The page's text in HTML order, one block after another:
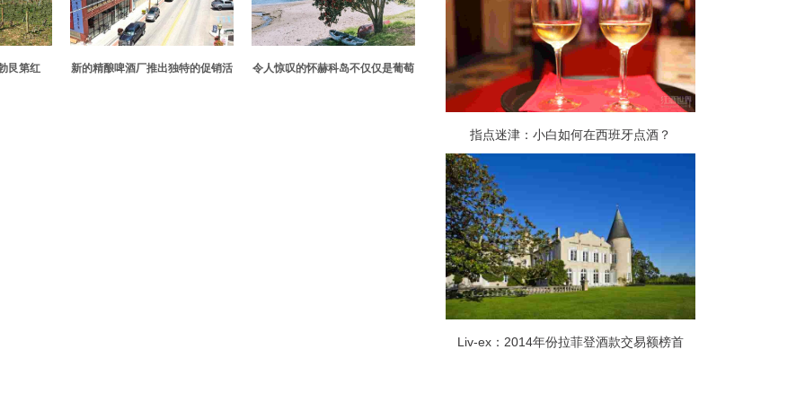
艮第红
新的精酿啤酒厂推出独特的促销活
令人惊叹的怀赫科岛不仅仅是葡萄
指点迷津：小白如何在西班牙点酒？
Liv-ex：2014年份拉菲登酒款交易额榜首